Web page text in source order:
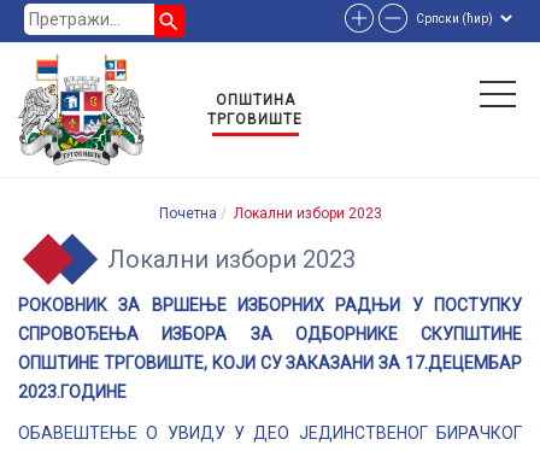
search
ОПШТИНА
ТРГОВИШТЕ
Почетна Локални избори 2023
Локални избори 2023
РОКОВНИК ЗА ВРШЕЊЕ ИЗБОРНИХ РАДЊИ У ПОСТУПКУ
СПРОВОЂЕЊА ИЗБОРА ЗА ОДБОРНИКЕ СКУПШТИНЕ
ОПШТИНЕ ТРГОВИШТЕ, КОЈИ СУ ЗАКАЗАНИ ЗА 17.ДЕЦЕМБАР
2023.ГОДИНЕ
ОБАВЕШТЕЊЕ О УВИДУ У ДЕО ЈЕДИНСТВЕНОГ БИРАЧКОГ